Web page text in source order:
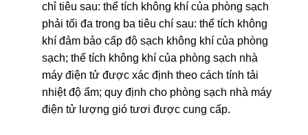
chỉ tiêu sau: thể tích không khí của phòng sạch
phải tối đa trong ba tiêu chí sau: thể tích không
khí đảm bảo cấp độ sạch không khí của phòng
sạch; thể tích không khí của phòng sạch nhà
máy điện tử được xác định theo cách tính tải
nhiệt độ ẩm; quy định cho phòng sạch nhà máy
điện tử lượng gió tươi được cung cấp.